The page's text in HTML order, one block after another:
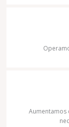
Aumentamos